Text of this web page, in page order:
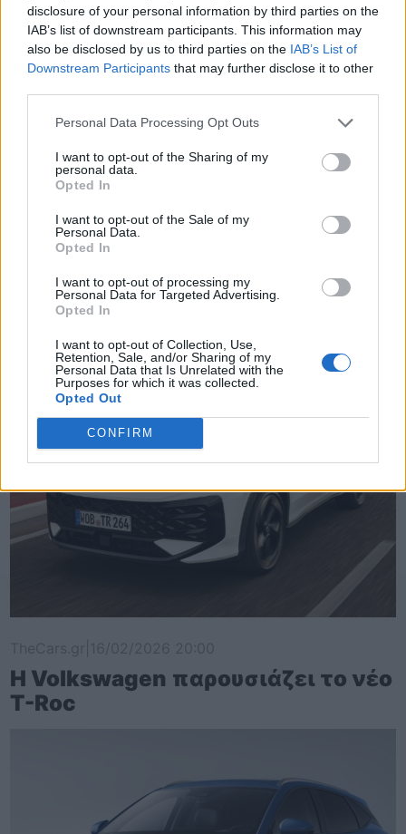
disclosure of your personal information by third parties on the
IAB’s list of downstream participants. This information may
also be disclosed by us to third parties on the IAB’s List of
Downstream Participants that may further disclose it to other
Personal Data Processing Opt Outs
I want to opt-out of the Sharing of my
personal data.
Opted In
I want to opt-out of the Sale of my
Personal Data.
Opted In
I want to opt-out of processing my
Personal Data for Targeted Advertising.
Opted In
I want to opt-out of Collection, Use,
Retention, Sale, and/or Sharing of my
Personal Data that Is Unrelated with the
Purposes for which it was collected.
Opted Out
CONFIRM
TheCars.gr|19/02/2026 18:00
Δοκιμάζουμε το οικογενειακό
ηλεκτρικό Omoda 5
Η Volkswagen παρουσιάζει το νέο
T-Roc